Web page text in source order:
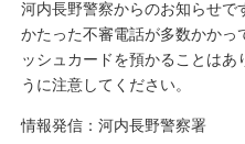
河内長野警察からのお知らせで
かたった不審電話が多数かかっ
ッシュカードを預かることはあ
うに注意してください。
情報発信：河内長野警察署